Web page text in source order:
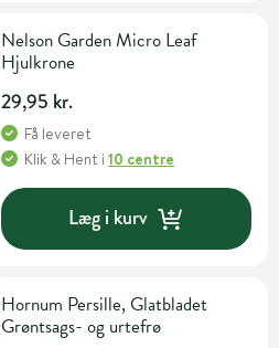
Nelson Garden Micro Leaf
Hjulkrone
29,95 kr.
Få leveret
Klik & Hent i10 centre
Læg i kurv
Hornum Persille, Glatbladet
Grøntsags- og urtefrø